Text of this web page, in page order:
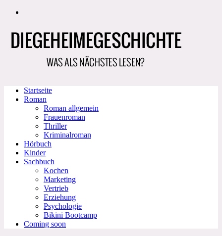
Zum
Startseite
Roman
Roman allgemein
Frauenroman
Thriller
Kriminalroman
Hörbuch
Kinder
Sachbuch
Kochen
Marketing
Vertrieb
Erziehung
Psychologie
Bikini Bootcamp
Coming soon